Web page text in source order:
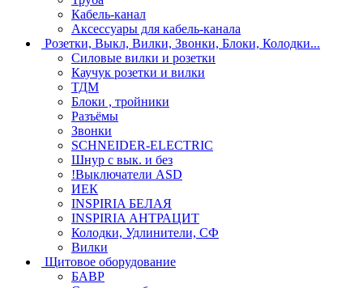
Кабель-канал
Аксессуары для кабель-канала
Розетки, Выкл, Вилки, Звонки, Блоки, Колодки...
Силовые вилки и розетки
Каучук розетки и вилки
ТДМ
Блоки , тройники
Разъёмы
Звонки
SCHNEIDER-ELECTRIC
Шнур с вык. и без
!Выключатели ASD
ИЕК
INSPIRIA БЕЛАЯ
INSPIRIA АНТРАЦИТ
Колодки, Удлинители, СФ
Вилки
Щитовое оборудование
БАВР